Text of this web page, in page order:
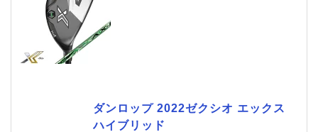
ダンロップ 2022ゼクシオ エックス
ハイブリッド